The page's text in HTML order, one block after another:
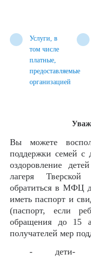
Услуги, в
том числе
платные,
предоставляемые
организацией
Вы можете
поддержки семей с
оздоровление
лагеря
обратиться в МФЦ
иметь паспорт и
(паспорт, если
обращения до 15
получателей мер
- дети-